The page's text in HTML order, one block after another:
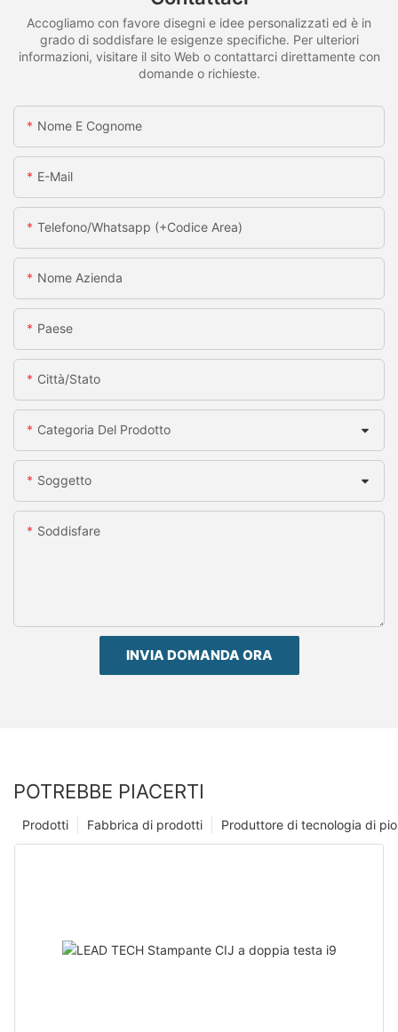
Accogliamo con favore disegni e idee personalizzati ed è in
grado di soddisfare le esigenze specifiche. Per ulteriori
informazioni, visitare il sito Web o contattarci direttamente con
domande o richieste.
Nome E Cognome
E-Mail
Telefono/whatsapp (+codice Area)
Nome Azienda
Paese
Città/stato
Categoria Del Prodotto
Soggetto
Soddisfare
INVIA DOMANDA ORA
POTREBBE PIACERTI
Produttore di tecnologia di
Fabbrica di prodotti
Prodotti